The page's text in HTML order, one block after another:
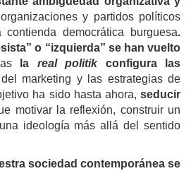
y partidos políticos
democrática burguesa.
o “izquierda” se han vuelto
la real politikconfigura las
marketing y las estrategias de
ha sido hasta ahora, seducir
motivar la reflexión, construir un
ideología más allá del sentido
sociedad contemporánea se